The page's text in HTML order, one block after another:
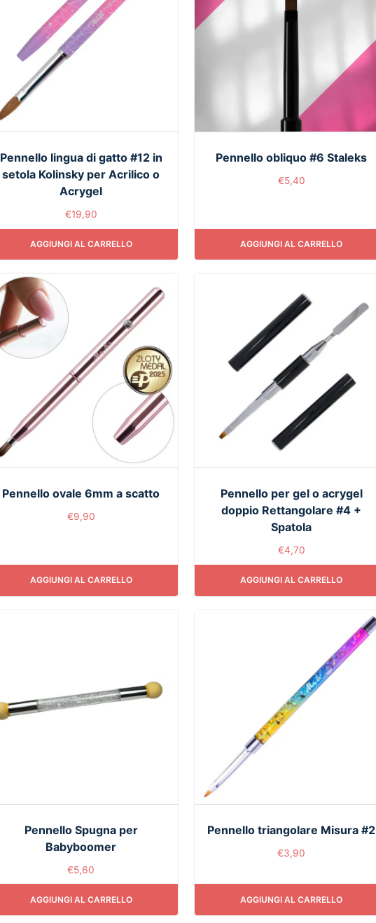
Pennello lingua di gatto #12 in
setola Kolinsky per Acrilico o
Acrygel
€19,90
AGGIUNGI AL CARRELLO
Pennello obliquo #6 Staleks
€5,40
AGGIUNGI AL CARRELLO
Pennello ovale 6mm a scatto
€9,90
AGGIUNGI AL CARRELLO
Pennello per gel o acrygel
doppio Rettangolare #4 +
Spatola
€4,70
AGGIUNGI AL CARRELLO
Pennello Spugna per
Babyboomer
€5,60
AGGIUNGI AL CARRELLO
Pennello triangolare Misura #2
€3,90
AGGIUNGI AL CARRELLO